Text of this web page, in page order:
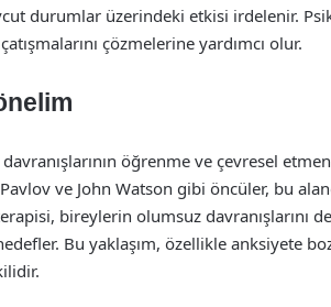
durumlar üzerindeki etkisi irdelenir.
çözmelerine yardımcı olur.
davranışlarının öğrenme ve çevresel
ve John Watson gibi öncüler, bu
bireylerin olumsuz davranışlarını
Bu yaklaşım, özellikle anksiyete